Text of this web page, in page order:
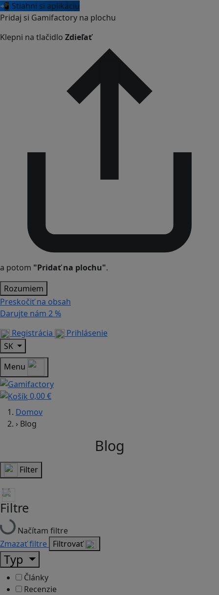
📲 Stiahni si aplikáciu
Pridaj si Gamifactory na plochu
Klepni na tlačidlo Zdieľať
a potom "Pridať na plochu".
Rozumiem
Preskočiť na obsah
Darujte nám 2 %
Registrácia
Prihlásenie
SK
Menu
0,00 €
Domov
› Blog
Blog
Filter
Filtre
Načítam filtre
Zmazať filtre Filtrovať
Typ
Články
Recenzie